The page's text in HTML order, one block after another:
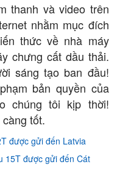
thanh và video trên
nhằm mục đích
​​thức về nhà máy
chưng cất dầu thải.
sáng tạo ban đầu!
bản quyền của
chúng tôi kịp thời!
tốt.
được gửi đến Latvia
15T được gửi đến Cát